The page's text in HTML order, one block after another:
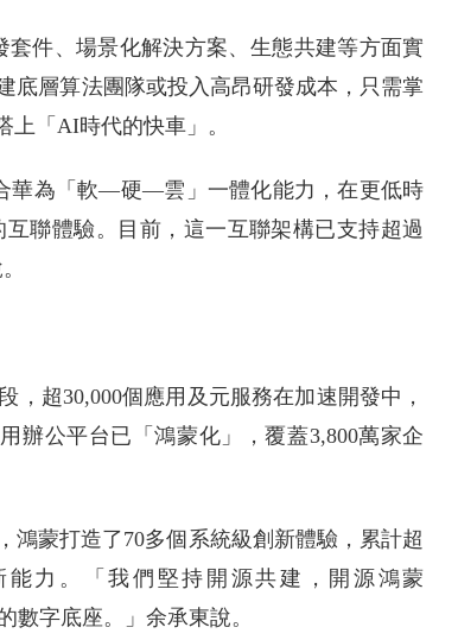
套件、場景化解決方案、生態共建等方面實
底層算法團隊或投入高昂研發成本，只需掌
「AI時代的快車」。
華為「軟—硬—雲」一體化能力，在更低時
聯體驗。目前，這一互聯架構已支持超過
超30,000個應用及元服務在加速開發中，
辦公平台已「鴻蒙化」，覆蓋3,800萬家企
蒙打造了70多個系統級創新體驗，累計超
力。「我們堅持開源共建，開源鴻蒙
數字底座。」余承東說。